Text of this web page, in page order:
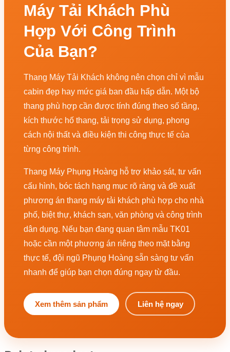
Máy Tải Khách Phù
Hợp Với Công Trình
Của Bạn?
Thang Máy Tải Khách không nên chọn chỉ vì mẫu
cabin đẹp hay mức giá ban đầu hấp dẫn. Một bộ
thang phù hợp cần được tính đúng theo số tầng,
kích thước hố thang, tải trọng sử dụng, phong
cách nội thất và điều kiện thi công thực tế của
từng công trình.
Thang Máy Phụng Hoàng hỗ trợ khảo sát, tư vấn
cấu hình, bóc tách hạng mục rõ ràng và đề xuất
phương án thang máy tải khách phù hợp cho nhà
phố, biệt thự, khách sạn, văn phòng và công trình
dân dụng. Nếu bạn đang quan tâm mẫu TK01
hoặc cần một phương án riêng theo mặt bằng
thực tế, đội ngũ Phụng Hoàng sẵn sàng tư vấn
nhanh để giúp bạn chọn đúng ngay từ đầu.
Xem thêm sản phẩm Liên hệ ngay